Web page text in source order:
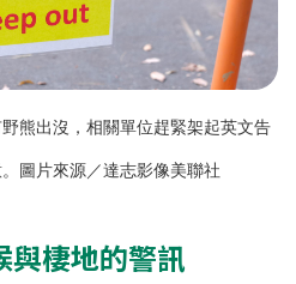
熊出沒，相關單位趕緊架起英文告
圖片來源／達志影像美聯社
與棲地的警訊